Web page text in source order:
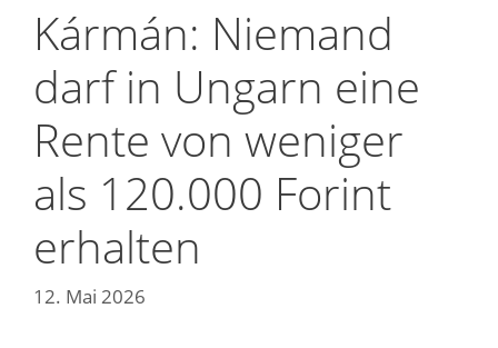
Kármán: Niemand
darf in Ungarn eine
Rente von weniger
als 120.000 Forint
erhalten
12. Mai 2026